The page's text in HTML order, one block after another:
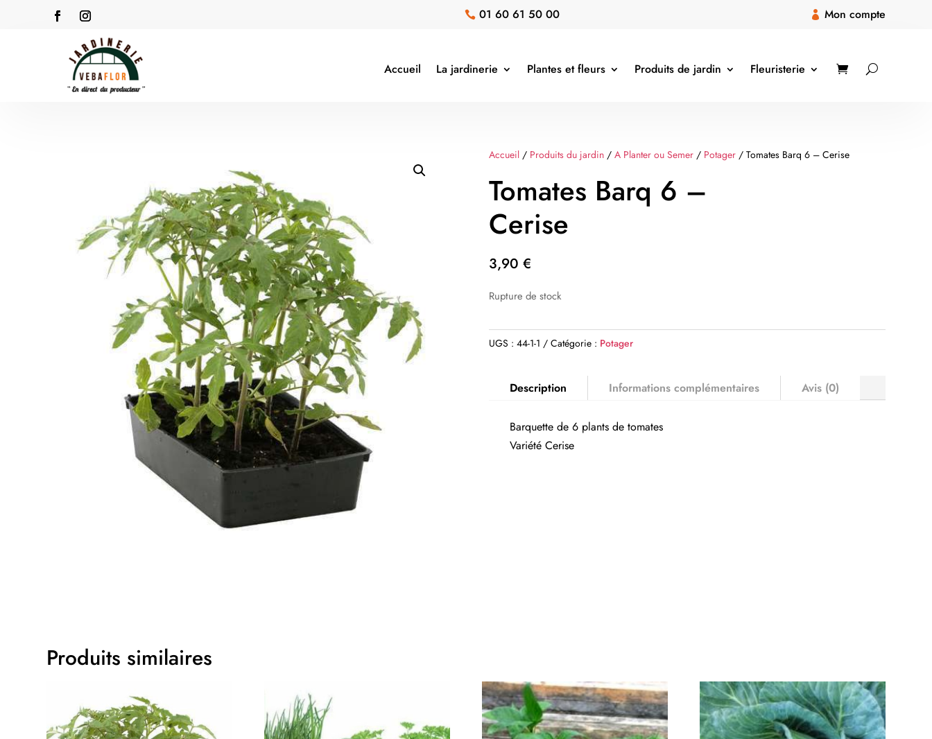
 01 60 61 50 00  Mon compte
Accueil La jardinerie Plantes et fleurs Produits de jardin Fleuristerie
Accueil / Produits du jardin /A Planter ou Semer / Potager / Tomates Barq 6 – Cerise
Tomates Barq 6 –
Cerise
3,90€
Rupture de stock
UGS :44-1-1 Catégorie : Potager
Description Informations complémentaires Avis (0)
Barquette de 6 plants de tomates
Variété Cerise
Produits similaires